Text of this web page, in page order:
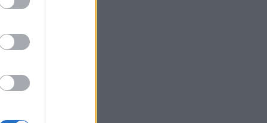
τα
μου
λόγος;